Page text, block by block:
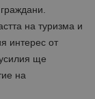
на туризма и
интерес от
ще
на